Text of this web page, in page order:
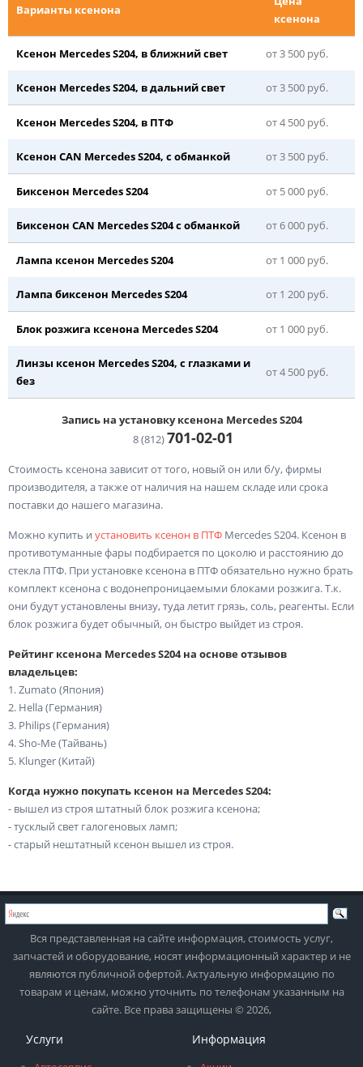
Варианты ксенона
ксенона
Ксенон Mercedes S204, в ближний свет от 3 500 руб.
Ксенон Mercedes S204, в дальний свет от 3 500 руб.
Ксенон Mercedes S204, в ПТФ от 4 500 руб.
Ксенон CAN Mercedes S204, с обманкой от 3 500 руб.
Биксенон Mercedes S204 от 5 000 руб.
Биксенон CAN Mercedes S204 с обманкой от 6 000 руб.
Лампа ксенон Mercedes S204 от 1 000 руб.
Лампа биксенон Mercedes S204 от 1 200 руб.
Блок розжига ксенона Mercedes S204 от 1 000 руб.
Линзы ксенон Mercedes S204, с глазками и
без
от 4 500 руб.
Запись на установку ксенона Mercedes S204
8 (812)701-02-01
Стоимость ксенона зависит от того, новый он или б/у, фирмы
производителя, а также от наличия на нашем складе или срока
поставки до нашего магазина.
Можно купить и установить ксенон в ПТФ Mercedes S204. Ксенон в
противотуманные фары подбирается по цоколю и расстоянию до
стекла ПТФ. При установке ксенона в ПТФ обязательно нужно брать
комплект ксенона с водонепроницаемыми блоками розжига. Т.к.
они будут установлены внизу, туда летит грязь, соль, реагенты. Если
блок розжига будет обычный, он быстро выйдет из строя.
Рейтинг ксенона Mercedes S204 на основе отзывов
владельцев:
1. Zumato (Япония)
2. Hella (Германия)
3. Philips (Германия)
4. Sho-Me (Тайвань)
5. Klunger (Китай)
Когда нужно покупать ксенон на Mercedes S204:
- вышел из строя штатный блок розжига ксенона;
- тусклый свет галогеновых ламп;
- старый нештатный ксенон вышел из строя.
Вся представленная на сайте информация, стоимость услуг,
запчастей и оборудование, носят информационный характер и не
являются публичной офертой. Актуальную информацию по
товарам и ценам, можно уточнить по телефонам указанным на
сайте. Все права защищены © 2026,
Услуги Информация